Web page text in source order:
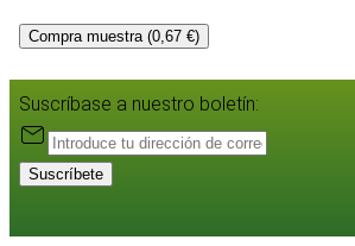
Compra muestra (0,67 €)
Suscríbase a nuestro boletín:
Suscríbete